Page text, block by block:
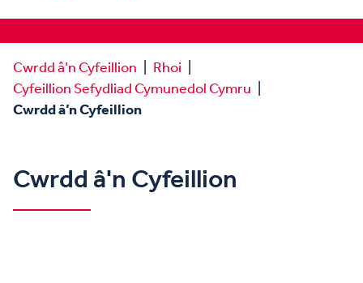
Cwrdd â’n Cyfeillion
Rhoi
Cyfeillion Sefydliad Cymunedol Cymru
Cwrdd â’n Cyfeillion
Cwrdd â'n Cyfeillion